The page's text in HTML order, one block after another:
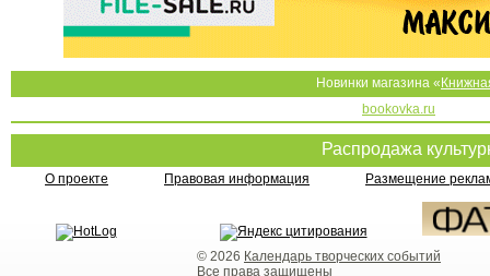
Новинки магазина «
bookovka.ru
Распродажа
О проекте Правовая информация Размещение
© 2026 Календарь творческих событий
Все права защищены